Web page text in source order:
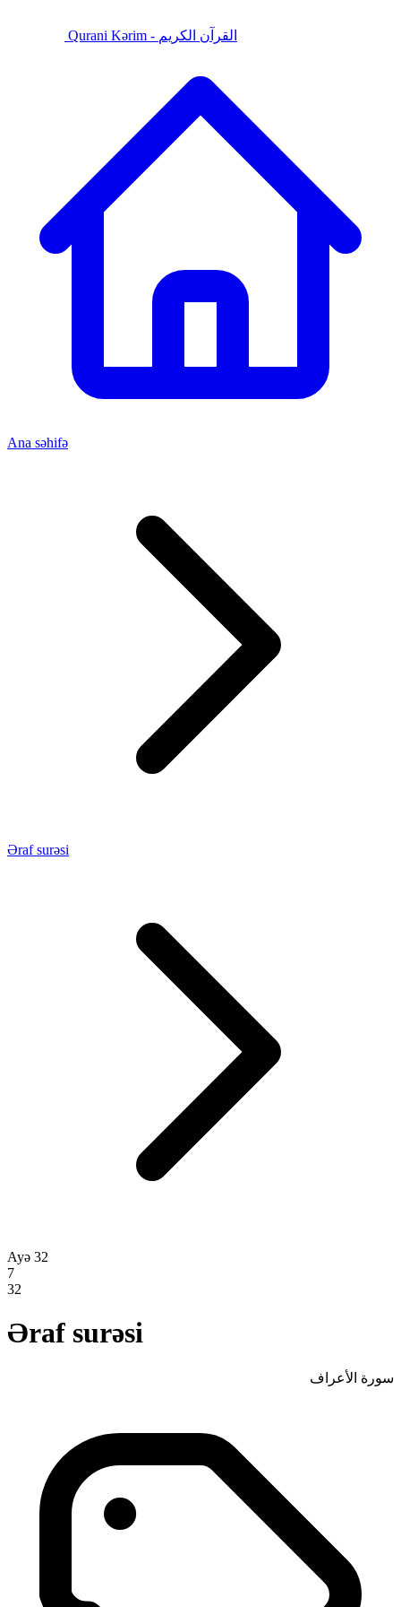
Qurani Kərim - القرآن الكريم
Ana səhifə
Əraf surəsi
Ayə 32
7
32
Əraf surəsi
سورة الأعراف